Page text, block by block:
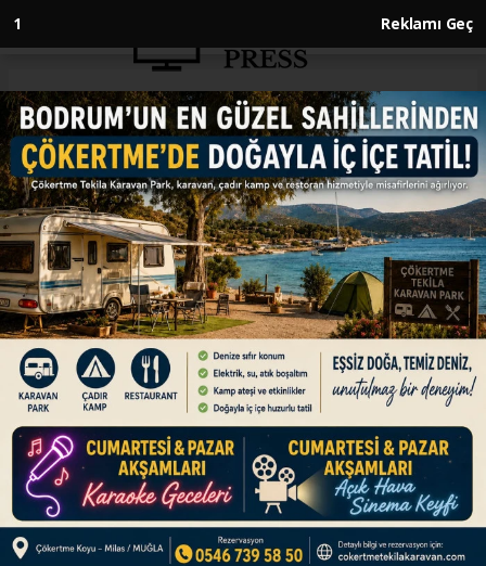
1 Reklamı Geç
Anasayfa ENGLISH
Iran rejects negotiations under
US sanctions: Rouhani
ENGLISH
26.09.2019 - 02:21, Güncelleme: 26.09.2019 - 02:21
Tehran will never negotiate with 'an enemy
that seeks to make Iran surrender,' says Iranian
president
ABONE OL